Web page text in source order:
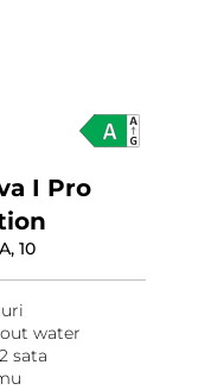
I Pro
10
water
sata